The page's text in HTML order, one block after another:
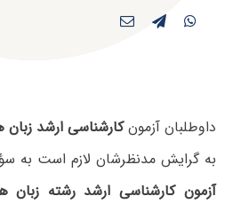
داوطلبان آزمونکارشناسی ارشد زبان­
به گرایش مدنظرشان لازم است به
آزمون کارشناسی ارشد رشته زبان­